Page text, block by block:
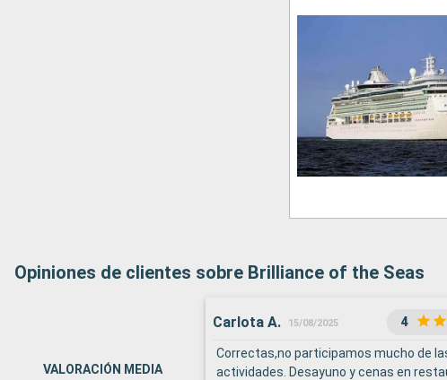
Opiniones de clientes sobre Brilliance of the Seas
VALORACIÓN MEDIA
Carlota A. 15/08/2025 4
Correctas,no participamos mucho de
actividades. Desayuno y cenas en